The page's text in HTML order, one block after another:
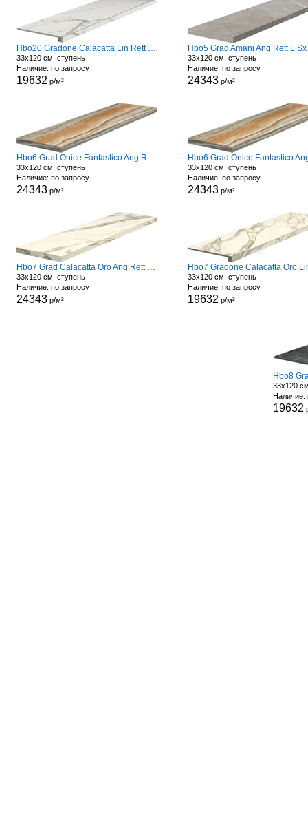
Hbo20 Gradone Calacatta Lin Rett Hard
33x120 см, ступень
Наличие: по запросу
19632 р/м²
Hbo5 Grad Amani Ang Rett L
33x120 см, ступень
Наличие: по запросу
24343р/м²
Hbo6 Grad Onice Fantastico Ang Rett L Sx
33x120 см, ступень
Наличие: по запросу
24343р/м²
33x120 см, ступень
Наличие: по запросу
24343р/м²
Hbo7 Grad Calacatta Oro Ang Rett R Dx
33x120 см, ступень
Наличие: по запросу
24343р/м²
33x120 см, ступень
Наличие: по запросу
19632 р/м²
Hbo8
33x120
Наличие:
19632